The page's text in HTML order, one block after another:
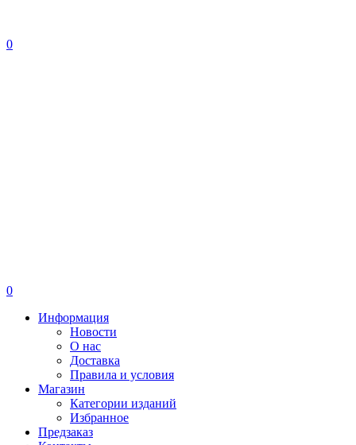
0
0
Информация
Новости
О нас
Доставка
Правила и условия
Магазин
Категории изданий
Избранное
Предзаказ